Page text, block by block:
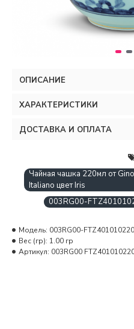
ОПИСАНИЕ
ХАРАКТЕРИСТИКИ
ДОСТАВКА И ОПЛАТА
Чайная чашка 220мл от
Italiano цвет Iris
003RG00-
Модель: 003RG00-
Вес (гр): 1.00 гр
Артикул: 003RG00